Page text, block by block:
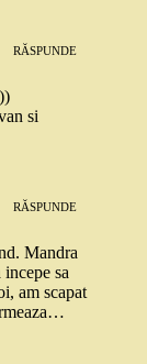
RĂSPUNDE
si
RĂSPUNDE
Mandra
sa
am scapat